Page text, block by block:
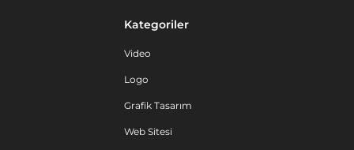
Kategoriler
Video
Logo
Grafik Tasarım
Web Sitesi